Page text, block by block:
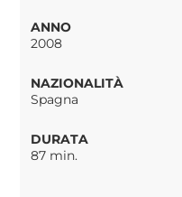
ANNO
2008
NAZIONALITÀ
Spagna
DURATA
87 min.